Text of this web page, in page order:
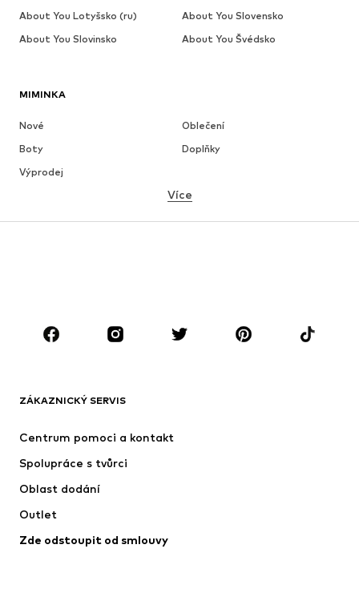
MIMINKA
Nové
Oblečení
Boty
Doplňky
Výprodej
ZNAČKY
ADIDAS ORIGINALS
NIKE
Více
ZÁKAZNICKÝ SERVIS
Centrum pomoci a kontakt
Spolupráce s tvůrci
Oblast dodání
Outlet
Zde odstoupit od smlouvy
About You Lotyšsko (ru)
About You Slovensko
About You Slovinsko
About You Švédsko